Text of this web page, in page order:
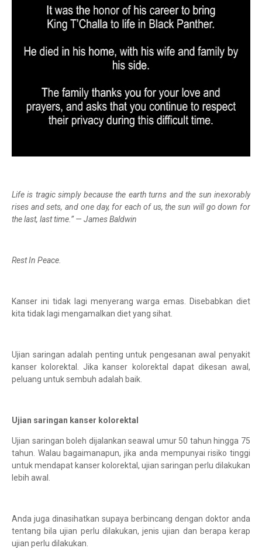
Life is tragic simply because the earth turns and the sun inexorably
rises and sets, and one day, for each of us, the sun will go down for
the last, last time.” — James Baldwin
Rest In Peace.
Kanser ini tidak lagi menyerang warga emas. Disebabkan diet
kita tidak lagi mengamalkan diet yang sihat.
Ujian saringan adalah penting untuk pengesanan awal penyakit
kanser kolorektal. Jika kanser kolorektal dapat dikesan awal,
peluang untuk sembuh adalah baik.
Ujian saringan kanser kolorektal
Ujian saringan boleh dijalankan seawal umur 50 tahun hingga 75
tahun. Walau bagaimanapun, jika anda mempunyai risiko tinggi
untuk mendapat kanser kolorektal, ujian saringan perlu dilakukan
lebih awal.
Anda juga dinasihatkan supaya berbincang dengan doktor anda
tentang bila ujian perlu dilakukan, jenis ujian dan berapa kerap
ujian perlu dilakukan.